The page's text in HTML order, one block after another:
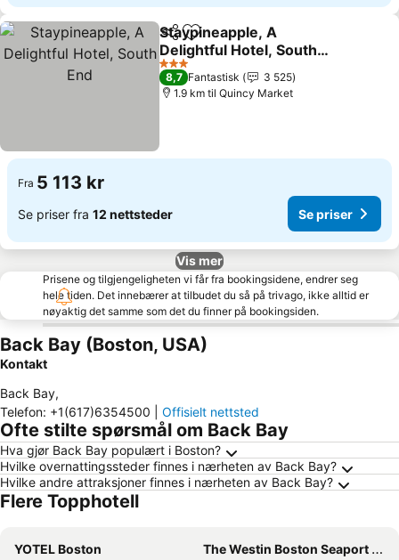
Del Legg til i favoritter
Staypineapple, A
Delightful Hotel, South
End
3 Stjerner
8,7 Fantastisk
3 525
1.9 km til Quincy Market
Fra 5 113 kr
Se priser fra 12 nettsteder Se priser
Vis mer
Prisene og tilgjengeligheten vi får fra bookingsidene, endrer seg
hele tiden. Det innebærer at tilbudet du så på trivago, ikke alltid er
nøyaktig det samme som det du finner på bookingsiden.
Back Bay (Boston, USA)
Kontakt
Back Bay,
Telefon: +1(617)6354500 Offisielt nettsted
Ofte stilte spørsmål om Back Bay
Hva gjør Back Bay populært i Boston?
Hvilke overnattingssteder finnes i nærheten av Back Bay?
Hvilke andre attraksjoner finnes i nærheten av Back Bay?
Flere Topphotell
YOTEL Boston
The Westin Boston Seaport District